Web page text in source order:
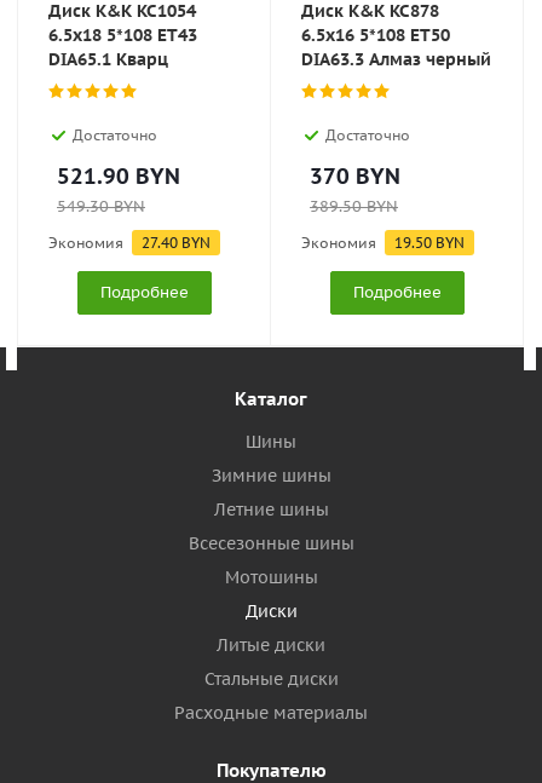
Диск K&K KC1054
6.5x18 5*108 ET43
DIA65.1 Кварц
Достаточно
521.90 BYN
549.30BYN
Экономия 27.40 BYN
Подробнее
Диск K&K KC878
6.5x16 5*108 ET50
DIA63.3 Алмаз черный
Достаточно
370 BYN
389.50BYN
Экономия 19.50 BYN
Подробнее
Каталог
Шины
Зимние шины
Летние шины
Всесезонные шины
Мотошины
Диски
Литые диски
Стальные диски
Расходные материалы
Покупателю